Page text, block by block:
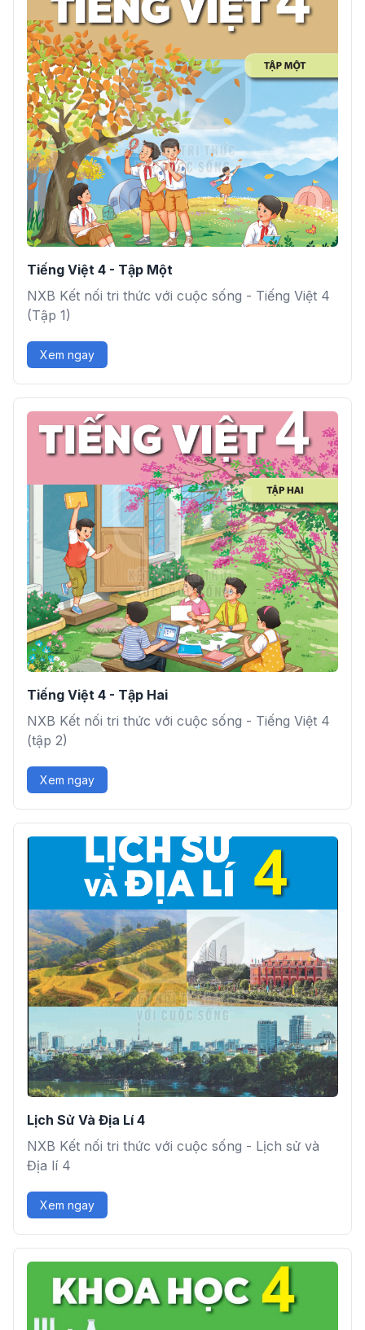
Tiếng Việt 4 - Tập Một
NXB Kết nối tri thức với cuộc sống - Tiếng Việt 4
(Tập 1)
Xem ngay
Tiếng Việt 4 - Tập Hai
NXB Kết nối tri thức với cuộc sống - Tiếng Việt 4
(tập 2)
Xem ngay
Lịch Sử Và Địa Lí 4
NXB Kết nối tri thức với cuộc sống - Lịch sử và
Địa lí 4
Xem ngay